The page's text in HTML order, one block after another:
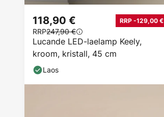
Lucande LED-laelamp Keely,
kroom, kristall, 45 cm
118,90 € RRP -129,00 €
RRP247,90 €
Laos